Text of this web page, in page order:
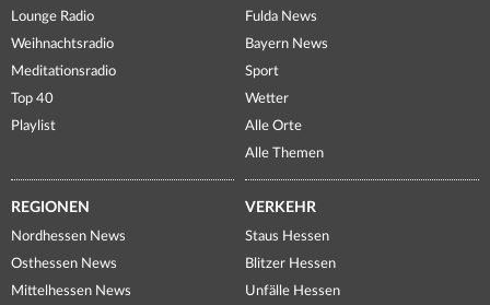
Lounge Radio
Weihnachtsradio
Meditationsradio
Top 40
Playlist
Fulda News
Bayern News
Sport
Wetter
Alle Orte
Alle Themen
REGIONEN
Nordhessen News
Osthessen News
Mittelhessen News
VERKEHR
Staus Hessen
Blitzer Hessen
Unfälle Hessen